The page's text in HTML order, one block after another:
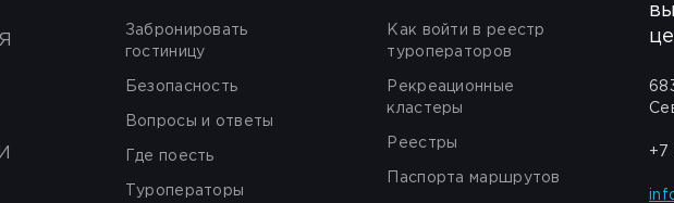
Забронировать
гостиницу
Безопасность
Вопросы и ответы
Где поесть
Туроператоры
Как войти в реестр
туроператоров
Рекреационные
кластеры
Реестры
Паспорта маршрутов
+7